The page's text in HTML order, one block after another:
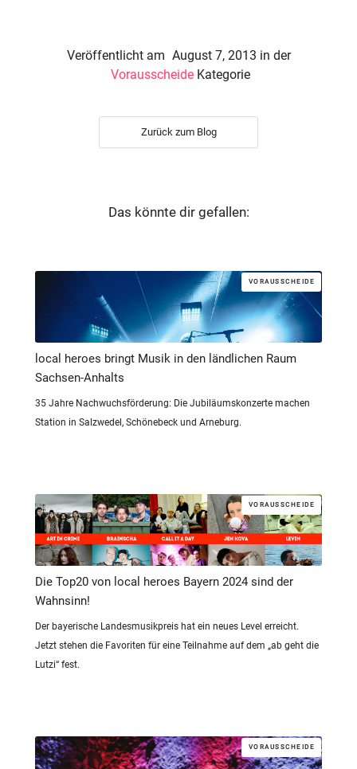
Veröffentlicht am August 7, 2013 in der
Vorausscheide Kategorie
Zurück zum Blog
Das könnte dir gefallen:
VORAUSSCHEIDE
local heroes bringt Musik in den ländlichen Raum
Sachsen-Anhalts
35 Jahre Nachwuchsförderung: Die Jubiläumskonzerte machen
Station in Salzwedel, Schönebeck und Arneburg.
VORAUSSCHEIDE
Die Top20 von local heroes Bayern 2024 sind der
Wahnsinn!
Der bayerische Landesmusikpreis hat ein neues Level erreicht.
Jetzt stehen die Favoriten für eine Teilnahme auf dem „ab geht die
Lutzi“ fest.
VORAUSSCHEIDE